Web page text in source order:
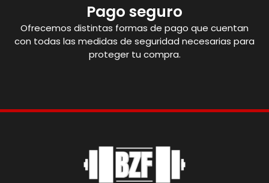
Pago seguro
Ofrecemos distintas formas de pago que cuentan
con todas las medidas de seguridad necesarias para
proteger tu compra.